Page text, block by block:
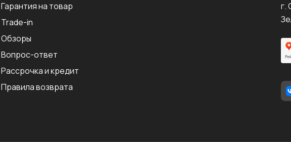
Гарантия на товар
Trade-in
Обзоры
Вопрос-ответ
Рассрочка и кредит
Правила возврата
г.